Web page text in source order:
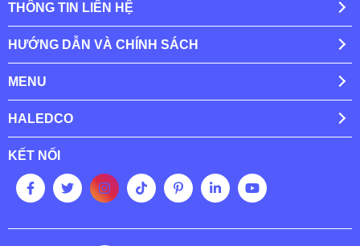
THÔNG TIN LIÊN HỆ
HƯỚNG DẪN VÀ CHÍNH SÁCH
MENU
HALEDCO
KẾT NỐI